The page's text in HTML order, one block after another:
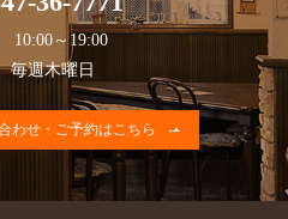
10:00～19:00
週木曜日
わせ・ご予約はこちら